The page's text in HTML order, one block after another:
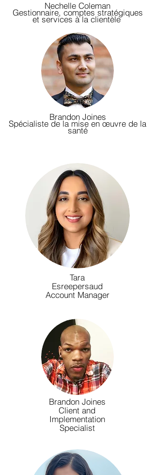
Nechelle Coleman
Gestionnaire, comptes stratégiques
et services à la clientèle
Brandon Joines
Spécialiste de la mise en œuvre de la
santé
Tara
Esreepersaud
Account Manager
Brandon Joines
Client and
Implementation
Specialist